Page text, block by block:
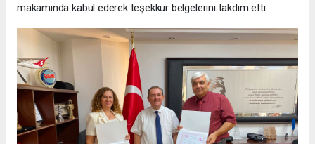
makamında kabul ederek teşekkür belgelerini takdim etti.